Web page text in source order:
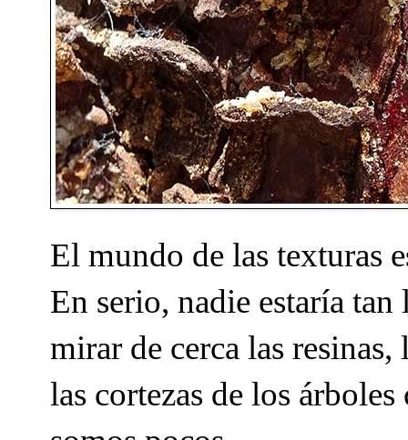
El mundo de las texturas
En serio, nadie estaría
mirar de cerca las resinas,
las cortezas de los